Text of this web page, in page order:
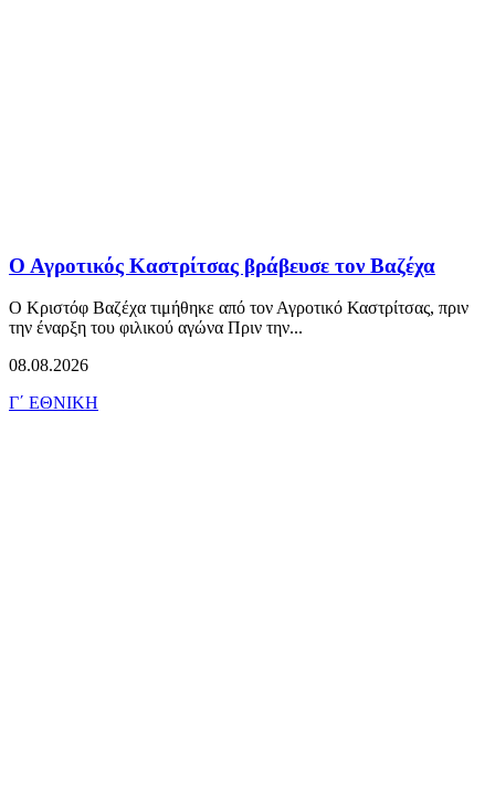
Ο Αγροτικός Καστρίτσας βράβευσε τον Βαζέχα
Ο Κριστόφ Βαζέχα τιμήθηκε από τον Αγροτικό Καστρίτσας, πριν
την έναρξη του φιλικού αγώνα Πριν την...
08.08.2026
Γ΄ ΕΘΝΙΚΗ